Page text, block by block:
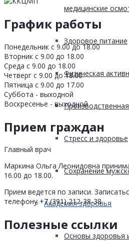
медицинские
Здоровое питание
Физическая
Стресс и здоровье
Сохранение
Академия здоровья
Основы здоровья
График работы
Понедельник с 9.00 до 18.00
Вторник с 9.00 до 18.00
Среда с 9.00 до 18.00
Четверг с 9.00 до 18.00
Пятница с 9.00 до 17.00
Суббота - выходной
Воскресенье - выходной
Прием граждан
Главный врач
Маркина Ольга Леонидовна
16.00 до 18.00.
Прием ведется по записи.
телефону +7 (391) 212-38-38
Полезные ссылки